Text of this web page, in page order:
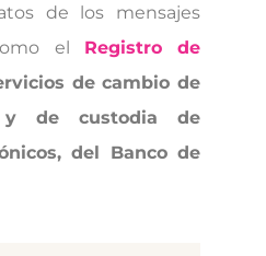
de los mensajes
el Registro de
de cambio de
y de custodia de
del Banco de